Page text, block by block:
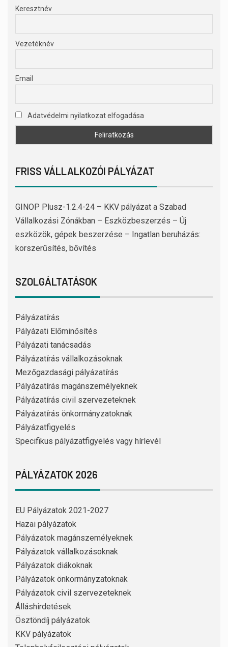
Keresztnév
Vezetéknév
Email
Adatvédelmi nyilatkozat elfogadása
FRISS VÁLLALKOZÓI PÁLYÁZAT
GINOP Plusz-1.2.4-24 – KKV pályázat a Szabad
Vállalkozási Zónákban – Eszközbeszerzés – Új
eszközök, gépek beszerzése – Ingatlan beruházás:
korszerűsítés, bővítés
SZOLGÁLTATÁSOK
Pályázatírás
Pályázati Előminősítés
Pályázati tanácsadás
Pályázatírás vállalkozásoknak
Mezőgazdasági pályázatírás
Pályázatírás magánszemélyeknek
Pályázatírás civil szervezeteknek
Pályázatírás önkormányzatoknak
Pályázatfigyelés
Specifikus pályázatfigyelés vagy hírlevél
PÁLYÁZATOK 2026
EU Pályázatok 2021-2027
Hazai pályázatok
Pályázatok magánszemélyeknek
Pályázatok vállalkozásoknak
Pályázatok diákoknak
Pályázatok önkormányzatoknak
Pályázatok civil szervezeteknek
Álláshirdetések
Ösztöndíj pályázatok
KKV pályázatok